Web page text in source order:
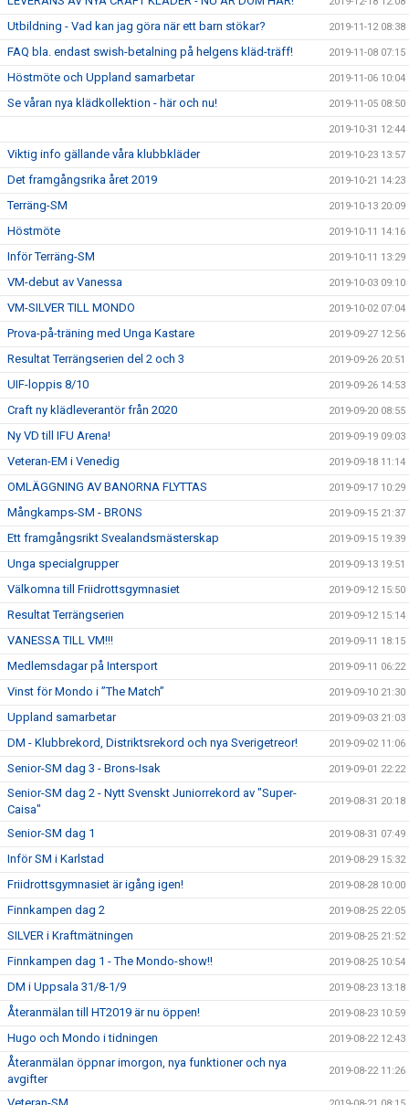
Utbildning - Vad kan jag göra när ett barn stökar? 2019-11-12 08:38
FAQ bla. endast swish-betalning på helgens kläd-träff! 2019-11-08 07:15
Höstmöte och Uppland samarbetar 2019-11-06 10:04
Se våran nya klädkollektion - här och nu! 2019-11-05 08:50
2019-10-31 12:44
Viktig info gällande våra klubbkläder 2019-10-23 13:57
Det framgångsrika året 2019 2019-10-21 14:23
Terräng-SM 2019-10-13 20:09
Höstmöte 2019-10-11 14:16
Inför Terräng-SM 2019-10-11 13:29
VM-debut av Vanessa 2019-10-03 09:10
VM-SILVER TILL MONDO 2019-10-02 07:04
Prova-på-träning med Unga Kastare 2019-09-27 12:56
Resultat Terrängserien del 2 och 3 2019-09-26 20:51
UIF-loppis 8/10 2019-09-26 14:53
Craft ny klädleverantör från 2020 2019-09-20 08:55
Ny VD till IFU Arena! 2019-09-19 09:03
Veteran-EM i Venedig 2019-09-18 11:14
OMLÄGGNING AV BANORNA FLYTTAS 2019-09-17 10:29
Mångkamps-SM - BRONS 2019-09-15 21:37
Ett framgångsrikt Svealandsmästerskap 2019-09-15 19:39
Unga specialgrupper 2019-09-13 19:51
Välkomna till Friidrottsgymnasiet 2019-09-12 15:50
Resultat Terrängserien 2019-09-12 15:14
VANESSA TILL VM!!! 2019-09-11 18:15
Medlemsdagar på Intersport 2019-09-11 06:22
Vinst för Mondo i ”The Match” 2019-09-10 21:30
Uppland samarbetar 2019-09-03 21:03
DM - Klubbrekord, Distriktsrekord och nya Sverigetreor! 2019-09-02 11:06
Senior-SM dag 3 - Brons-Isak 2019-09-01 22:22
Senior-SM dag 2 - Nytt Svenskt Juniorrekord av "Super-
Caisa"
2019-08-31 20:18
Senior-SM dag 1 2019-08-31 07:49
Inför SM i Karlstad 2019-08-29 15:32
Friidrottsgymnasiet är igång igen! 2019-08-28 10:00
Finnkampen dag 2 2019-08-25 22:05
SILVER i Kraftmätningen 2019-08-25 21:52
Finnkampen dag 1 - The Mondo-show!! 2019-08-25 10:54
DM i Uppsala 31/8-1/9 2019-08-23 13:18
Återanmälan till HT2019 är nu öppen! 2019-08-23 10:59
Hugo och Mondo i tidningen 2019-08-22 12:43
Återanmälan öppnar imorgon, nya funktioner och nya
avgifter
2019-08-22 11:26
Veteran-SM